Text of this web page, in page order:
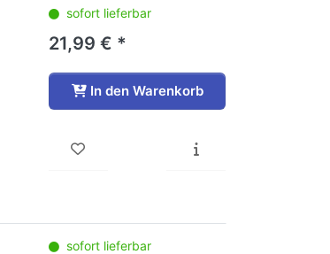
sofort lieferbar
21,99 € *
In den Warenkorb
sofort lieferbar